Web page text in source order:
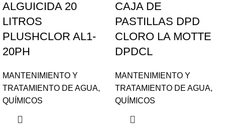
ALGUICIDA 20
LITROS
PLUSHCLOR AL1-
20PH
MANTENIMIENTO Y
TRATAMIENTO DE AGUA,
QUÍMICOS
CAJA DE
PASTILLAS DPD
CLORO LA MOTTE
DPDCL
MANTENIMIENTO Y
TRATAMIENTO DE AGUA,
QUÍMICOS